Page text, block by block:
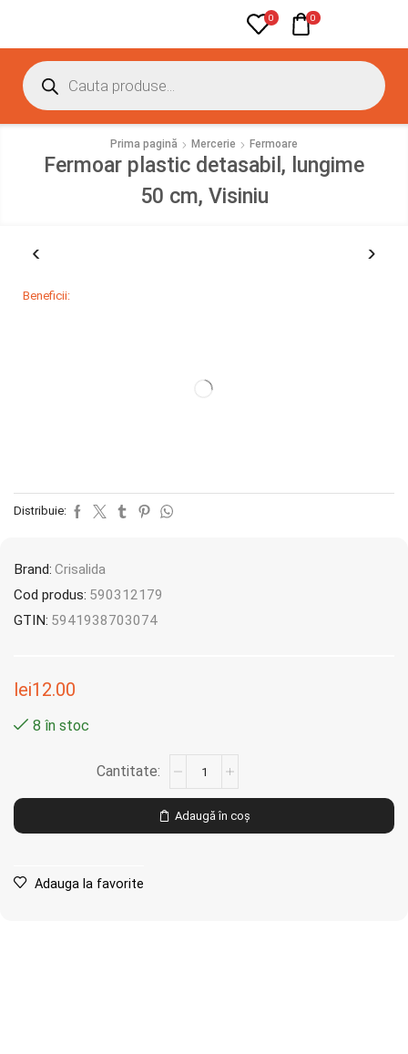
0 0
Prima pagină Mercerie Fermoare
Fermoar plastic detasabil, lungime
50 cm, Visiniu
Beneficii:
Distribuie:
Brand: Crisalida
Cod produs: 590312179
GTIN: 5941938703074
lei12.00
8 în stoc
Adaugă în coș
Adauga la favorite